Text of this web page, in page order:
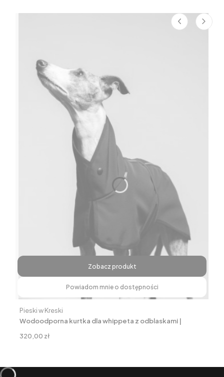
Zobacz produkt
Powiadom mnie o dostępności
Wodoodporna kurtka dla whippeta z odblaskami |
Producent
Pieski w Kreski
Cena
320,00 zł